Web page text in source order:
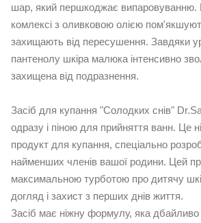
шар, який першкоджає випаровуванню.
комлексі з оливковою олією
захищають від пересушення. Завдяки
пантенолу шкіра малюка інтенсивно
захищена від подразнення.
Засіб для купання "Солодких снів"
одразу і піною для прийняття ванн. Це
продукт для купання, спеціально
найменших членів вашої родини. Цей
максимальною турботою про дитячу
догляд і захист з перших днів життя.
Засіб має ніжну формулу, яка